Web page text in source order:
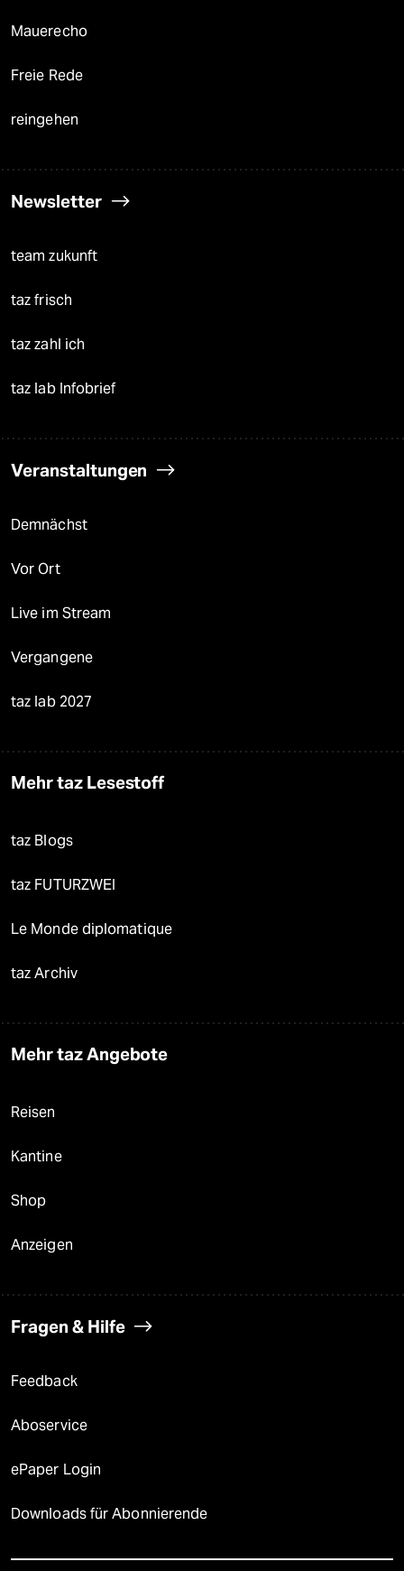
Mauerecho
Freie Rede
reingehen
Newsletter
team zukunft
taz frisch
taz zahl ich
taz lab Infobrief
Veranstaltungen
Demnächst
Vor Ort
Live im Stream
Vergangene
taz lab 2027
Mehr taz Lesestoff
taz Blogs
taz FUTURZWEI
Le Monde diplomatique
taz Archiv
Mehr taz Angebote
Reisen
Kantine
Shop
Anzeigen
Fragen & Hilfe
Feedback
Aboservice
ePaper Login
Downloads für Abonnierende